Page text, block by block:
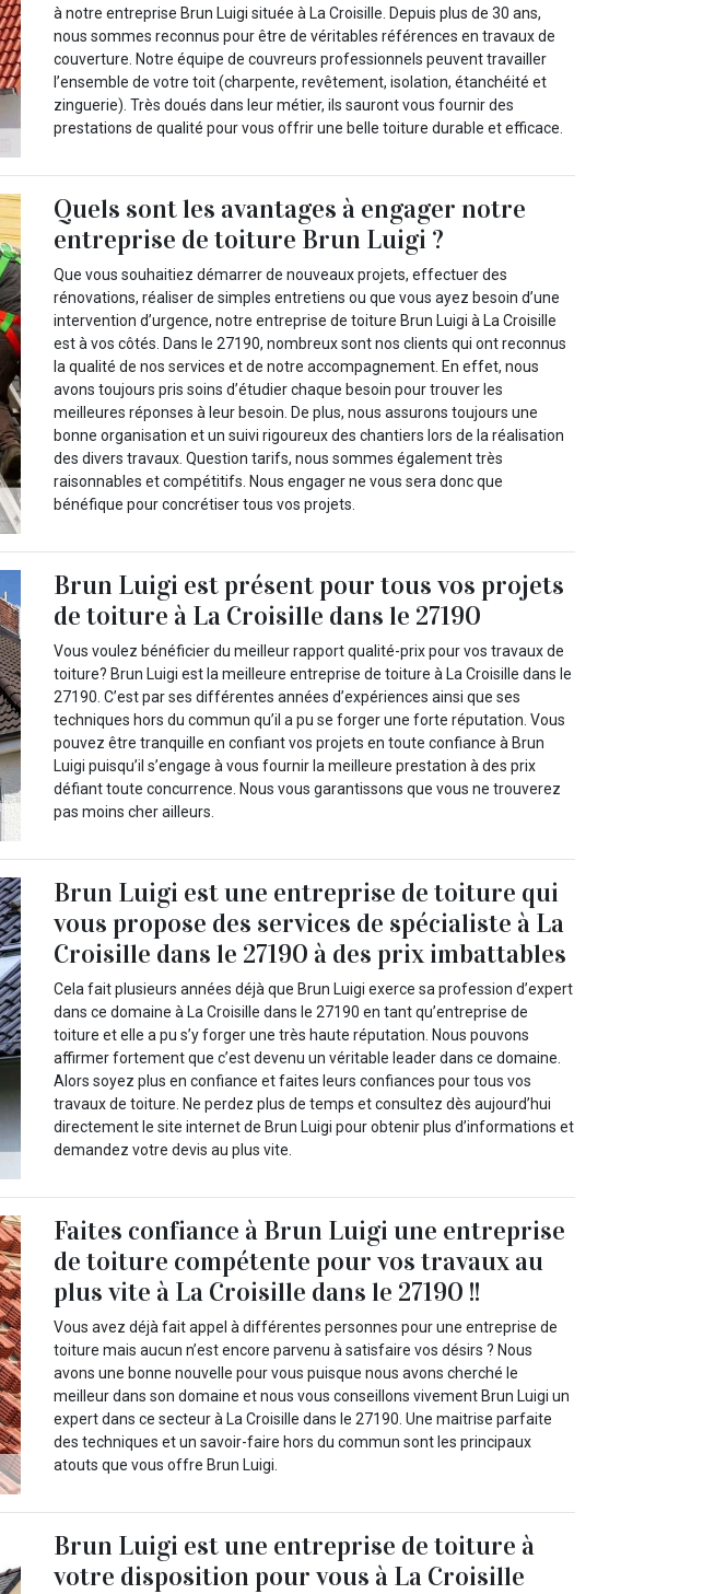
à notre entreprise Brun Luigi située à La Croisille. Depuis plus de 30 ans,
nous sommes reconnus pour être de véritables références en travaux de
couverture. Notre équipe de couvreurs professionnels peuvent travailler
l’ensemble de votre toit (charpente, revêtement, isolation, étanchéité et
zinguerie). Très doués dans leur métier, ils sauront vous fournir des
prestations de qualité pour vous offrir une belle toiture durable et efficace.
Quels sont les avantages à engager notre
entreprise de toiture Brun Luigi ?
Que vous souhaitiez démarrer de nouveaux projets, effectuer des
rénovations, réaliser de simples entretiens ou que vous ayez besoin d’une
intervention d’urgence, notre entreprise de toiture Brun Luigi à La Croisille
est à vos côtés. Dans le 27190, nombreux sont nos clients qui ont reconnus
la qualité de nos services et de notre accompagnement. En effet, nous
avons toujours pris soins d’étudier chaque besoin pour trouver les
meilleures réponses à leur besoin. De plus, nous assurons toujours une
bonne organisation et un suivi rigoureux des chantiers lors de la réalisation
des divers travaux. Question tarifs, nous sommes également très
raisonnables et compétitifs. Nous engager ne vous sera donc que
bénéfique pour concrétiser tous vos projets.
Brun Luigi est présent pour tous vos projets
de toiture à La Croisille dans le 27190
Vous voulez bénéficier du meilleur rapport qualité-prix pour vos travaux de
toiture? Brun Luigi est la meilleure entreprise de toiture à La Croisille dans le
27190. C’est par ses différentes années d’expériences ainsi que ses
techniques hors du commun qu’il a pu se forger une forte réputation. Vous
pouvez être tranquille en confiant vos projets en toute confiance à Brun
Luigi puisqu’il s’engage à vous fournir la meilleure prestation à des prix
défiant toute concurrence. Nous vous garantissons que vous ne trouverez
pas moins cher ailleurs.
Brun Luigi est une entreprise de toiture qui
vous propose des services de spécialiste à La
Croisille dans le 27190 à des prix imbattables
Cela fait plusieurs années déjà que Brun Luigi exerce sa profession d’expert
dans ce domaine à La Croisille dans le 27190 en tant qu’entreprise de
toiture et elle a pu s’y forger une très haute réputation. Nous pouvons
affirmer fortement que c’est devenu un véritable leader dans ce domaine.
Alors soyez plus en confiance et faites leurs confiances pour tous vos
travaux de toiture. Ne perdez plus de temps et consultez dès aujourd’hui
directement le site internet de Brun Luigi pour obtenir plus d’informations et
demandez votre devis au plus vite.
Faites confiance à Brun Luigi une entreprise
de toiture compétente pour vos travaux au
plus vite à La Croisille dans le 27190 !!
Vous avez déjà fait appel à différentes personnes pour une entreprise de
toiture mais aucun n’est encore parvenu à satisfaire vos désirs ? Nous
avons une bonne nouvelle pour vous puisque nous avons cherché le
meilleur dans son domaine et nous vous conseillons vivement Brun Luigi un
expert dans ce secteur à La Croisille dans le 27190. Une maitrise parfaite
des techniques et un savoir-faire hors du commun sont les principaux
atouts que vous offre Brun Luigi.
Brun Luigi est une entreprise de toiture à
votre disposition pour vous à La Croisille